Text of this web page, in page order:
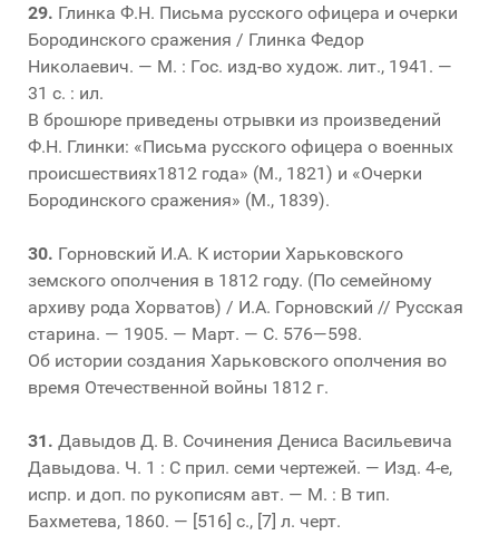
29. Глинка Ф.Н. Письма русского офицера и очерки
Бородинского сражения / Глинка Федор
Николаевич. — М. : Гос. изд-во худож. лит., 1941. —
31 с. : ил.
В брошюре приведены отрывки из произведений
Ф.Н. Глинки: «Письма русского офицера о военных
происшествиях1812 года» (М., 1821) и «Очерки
Бородинского сражения» (М., 1839).
30. Горновский И.А. К истории Харьковского
земского ополчения в 1812 году. (По семейному
архиву рода Хорватов) / И.А. Горновский // Русская
старина. — 1905. — Март. — С. 576—598.
Об истории создания Харьковского ополчения во
время Отечественной войны 1812 г.
31. Давыдов Д. В. Сочинения Дениса Васильевича
Давыдова. Ч. 1 : С прил. семи чертежей. — Изд. 4-е,
испр. и доп. по рукописям авт. — М. : В тип.
Бахметева, 1860. — [516] с., [7] л. черт.